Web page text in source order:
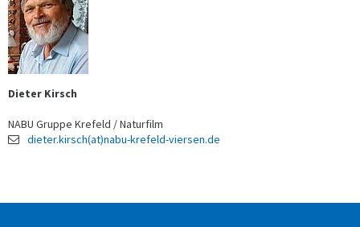
Dieter Kirsch
NABU Gruppe Krefeld / Naturfilm
dieter.kirsch(at)nabu-krefeld-viersen.de